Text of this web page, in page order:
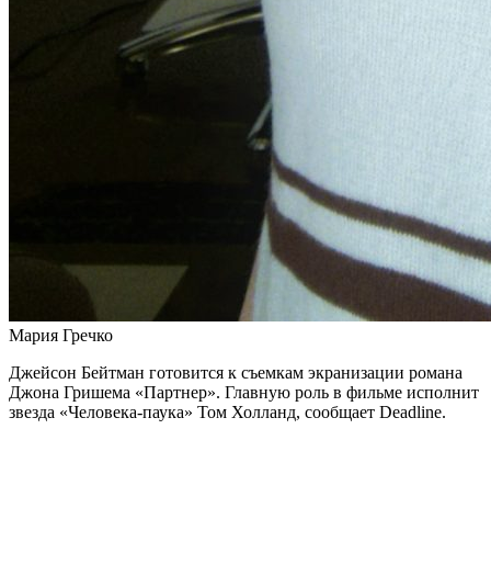
Мария Гречко
Джейсон Бейтман готовится к съемкам экранизации романа
Джона Гришема «Партнер». Главную роль в фильме исполнит
звезда «Человека-паука» Том Холланд, сообщает Deadline.